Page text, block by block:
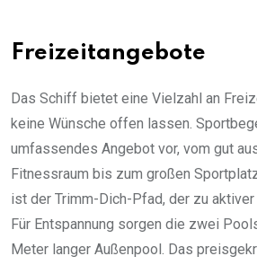
Freizeitangebote
Das Schiff bietet eine Vielzahl an
keine Wünsche offen lassen.
umfassendes Angebot vor, vom gut
Fitnessraum bis zum großen
ist der Trimm-Dich-Pfad, der zu
Für Entspannung sorgen die zwei
Meter langer Außenpool. Das